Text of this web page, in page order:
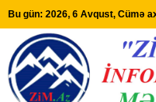
Bu gün: 2026, 6 Avqust, Cümə